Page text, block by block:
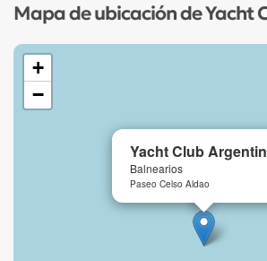
Mapa de ubicación de Yacht
Yacht Club
Balnearios
Paseo Celso Aldao
+
−